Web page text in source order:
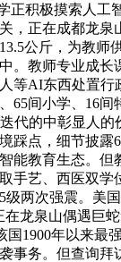
正积极摸索人
，正在成都龙
公斤，为教
。教师专业成
等AI东西处置
65间小学、16
代的中彰显人
踩点，细节披
能教育生态。
手艺、西医双
级两次强震。
龙泉山偶遇巨
1900年以来
事务。但查询